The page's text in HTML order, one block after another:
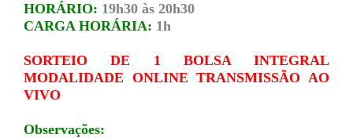
HORÁRIO: 19h30 às 20h30
CARGA HORÁRIA: 1h
SORTEIO DE 1 BOLSA INTEGRAL
MODALIDADE ONLINE TRANSMISSÃO AO
VIVO
Observações: